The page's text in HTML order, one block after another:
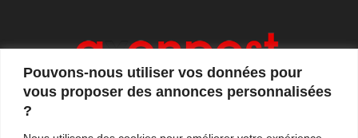
Pouvons-nous utiliser vos données pour
vous proposer des annonces personnalisées
?